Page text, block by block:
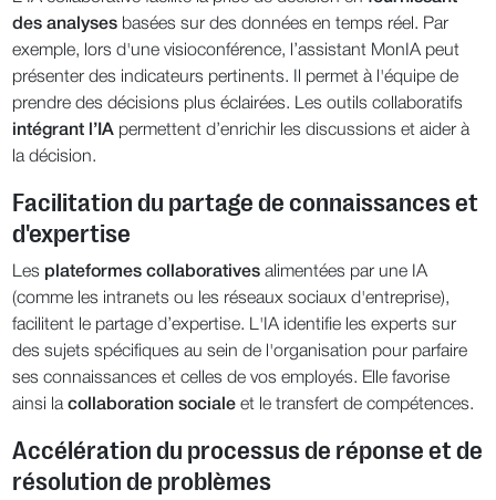
des analyses basées sur des données en temps réel. Par
exemple, lors d'une visioconférence, l’assistant MonIA peut
présenter des indicateurs pertinents. Il permet à l'équipe de
prendre des décisions plus éclairées. Les outils collaboratifs
intégrant l’IA permettent d’enrichir les discussions et aider à
la décision.
Facilitation du partage de connaissances et
d'expertise
Les plateformes collaborativesalimentées par une IA
(comme les intranets ou les réseaux sociaux d'entreprise),
facilitent le partage d’expertise. L'IA identifie les experts sur
des sujets spécifiques au sein de l'organisation pour parfaire
ses connaissances et celles de vos employés. Elle favorise
ainsi lacollaboration sociale et le transfert de compétences.
Accélération du processus de réponse et de
résolution de problèmes